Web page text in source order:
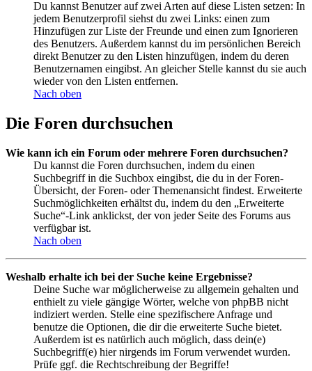
Du kannst Benutzer auf zwei Arten auf diese Listen setzen: In
jedem Benutzerprofil siehst du zwei Links: einen zum
Hinzufügen zur Liste der Freunde und einen zum Ignorieren
des Benutzers. Außerdem kannst du im persönlichen Bereich
direkt Benutzer zu den Listen hinzufügen, indem du deren
Benutzernamen eingibst. An gleicher Stelle kannst du sie auch
wieder von den Listen entfernen.
Nach oben
Die Foren durchsuchen
Wie kann ich ein Forum oder mehrere Foren durchsuchen?
Du kannst die Foren durchsuchen, indem du einen
Suchbegriff in die Suchbox eingibst, die du in der Foren-
Übersicht, der Foren- oder Themenansicht findest. Erweiterte
Suchmöglichkeiten erhältst du, indem du den „Erweiterte
Suche“-Link anklickst, der von jeder Seite des Forums aus
verfügbar ist.
Nach oben
Weshalb erhalte ich bei der Suche keine Ergebnisse?
Deine Suche war möglicherweise zu allgemein gehalten und
enthielt zu viele gängige Wörter, welche von phpBB nicht
indiziert werden. Stelle eine spezifischere Anfrage und
benutze die Optionen, die dir die erweiterte Suche bietet.
Außerdem ist es natürlich auch möglich, dass dein(e)
Suchbegriff(e) hier nirgends im Forum verwendet wurden.
Prüfe ggf. die Rechtschreibung der Begriffe!